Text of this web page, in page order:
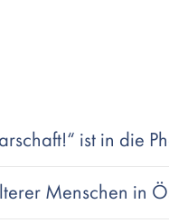
ist in die
Menschen in